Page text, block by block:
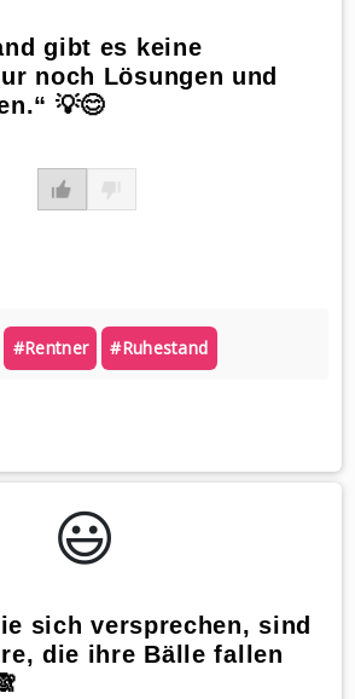
gibt es keine
noch Lösungen und
💡😊
#rentner #ruhestand
😃️
sich versprechen, sind
die ihre Bälle fallen